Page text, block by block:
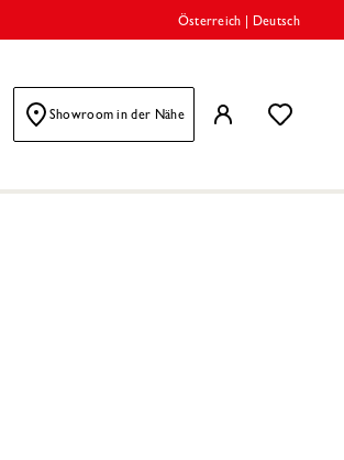
Österreich Deutsch
Showroom in der Nähe